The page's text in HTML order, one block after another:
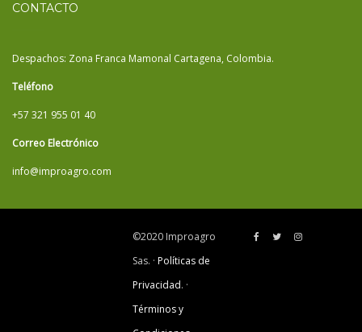
CONTACTO
Despachos: Zona Franca Mamonal Cartagena, Colombia.
Teléfono
+57 321 955 01 40
Correo Electrónico
info@improagro.com
©2020 Improagro
Sas. ·Políticas de
Privacidad. ·
Términos y